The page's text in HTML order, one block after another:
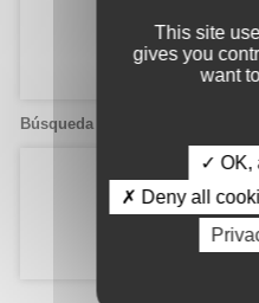
Búsqueda de candidatos
This site
gives you
want
✓ OK,
✗ Deny all